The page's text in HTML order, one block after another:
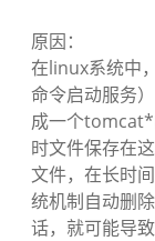
原因：
在linux系统中
命令启动服务
成一个tomcat*
时文件保存在
文件，在长时
统机制自动删
话，就可能导